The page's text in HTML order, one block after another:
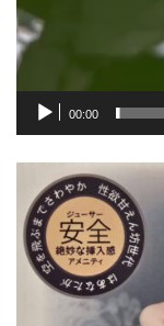
00:00